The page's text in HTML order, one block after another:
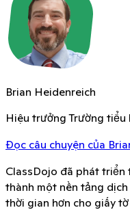
Brian Heidenreich
Hiệu trưởng Trường tiểu
Đọc câu chuyện của
ClassDojo đã phát triển
thành một nền tảng
thời gian hơn cho giấy